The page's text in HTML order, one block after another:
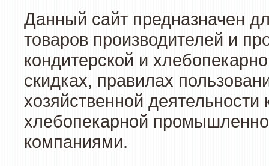
Данный сайт предназначен
товаров производителей и
кондитерской и
скидках, правилах
хозяйственной
хлебопекарной
компаниями.